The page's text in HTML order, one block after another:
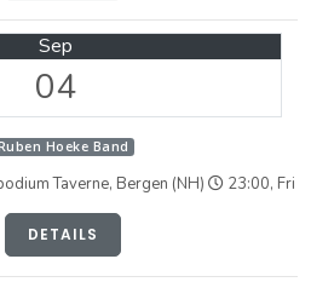
Sep
04
Hoeke Band
Taverne, Bergen (NH) 23:00, Fri
DETAILS